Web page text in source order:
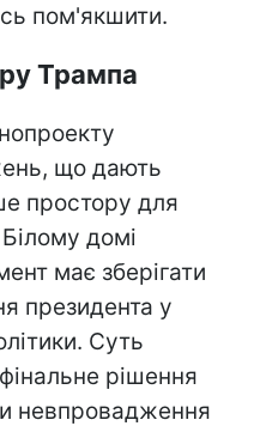
пом'якшити.
Трампа
що дають
простору для
домі
має зберігати
президента у
Суть
рішення
невпровадження